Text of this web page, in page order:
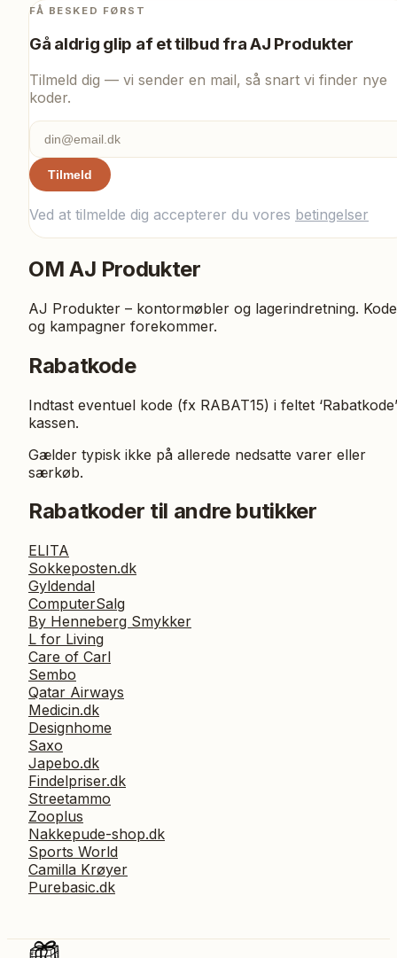
FÅ BESKED FØRST
Gå aldrig glip af et tilbud fraAJ Produkter
Tilmeld dig — vi sender en mail, så snart vi finder nye
koder.
Tilmeld
Ved at tilmelde dig accepterer du vores betingelser
OM AJ Produkter
AJ Produkter – kontormøbler og lagerindretning.
og kampagner forekommer.
Rabatkode
Indtast eventuel kode (fx RABAT15) i feltet
kassen.
Gælder typisk ikke på allerede nedsatte varer eller
særkøb.
Rabatkoder til andre butikker
ELITA
Sokkeposten.dk
Gyldendal
ComputerSalg
By Henneberg Smykker
L for Living
Care of Carl
Sembo
Qatar Airways
Medicin.dk
Designhome
Saxo
Japebo.dk
Findelpriser.dk
Streetammo
Zooplus
Nakkepude-shop.dk
Sports World
Camilla Krøyer
Purebasic.dk